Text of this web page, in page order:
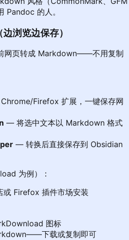
Pandoc 的人。
浏览边保存）
网页转成 Markdown——不用复制
Firefox 扩展，一键保存网
— 将选中文本以 Markdown 格式
— 转换后直接保存到 Obsidian
为例）：
或 Firefox 插件市场安装
图标
下载或复制即可